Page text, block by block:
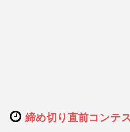
締め切り直前コンテ